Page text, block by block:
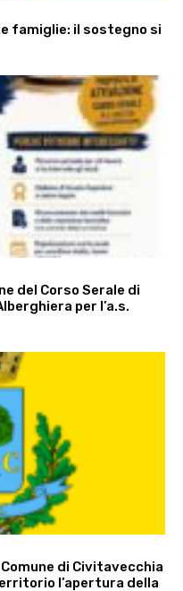
famiglie: il sostegno si
del Corso Serale di
per l’a.s.
di Civitavecchia
l’apertura della